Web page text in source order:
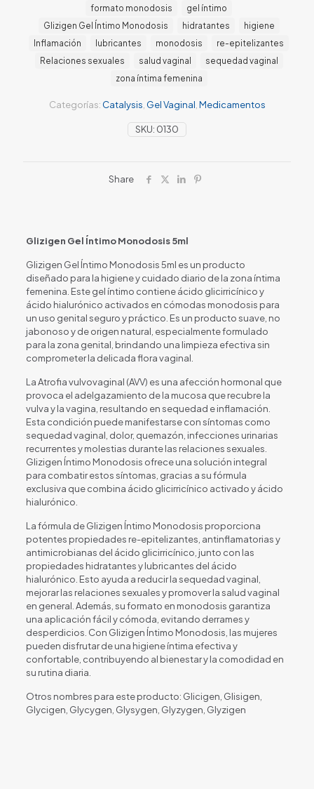
SKU: 0130
Categorías: Catalysis Gel Vaginal Medicamentos
formato monodosis
gel íntimo
Glizigen Gel Íntimo Monodosis
hidratantes
higiene
Inflamación
lubricantes monodosis
re-epitelizantes
Relaciones sexuales
salud vaginal
sequedad vaginal
zona íntima femenina
Share
Glizigen Gel Íntimo Monodosis 5ml
Glizigen Gel Íntimo Monodosis 5ml es un producto
diseñado para la higiene y cuidado diario de la zona íntima
femenina. Este gel íntimo contiene ácido glicirricínico y
ácido hialurónico activados en cómodas monodosis para
un uso genital seguro y práctico. Es un producto suave, no
jabonoso y de origen natural, especialmente formulado
para la zona genital, brindando una limpieza efectiva sin
comprometer la delicada flora vaginal.
La Atrofia vulvovaginal (AVV) es una afección hormonal que
provoca el adelgazamiento de la mucosa que recubre la
vulva y la vagina, resultando en sequedad e inflamación.
Esta condición puede manifestarse con síntomas como
sequedad vaginal, dolor, quemazón, infecciones urinarias
recurrentes y molestias durante las relaciones sexuales.
Glizigen Íntimo Monodosis ofrece una solución integral
para combatir estos síntomas, gracias a su fórmula
exclusiva que combina ácido glicirricínico activado y ácido
hialurónico.
La fórmula de Glizigen Íntimo Monodosis proporciona
potentes propiedades re-epitelizantes, antinflamatorias y
antimicrobianas del ácido glicirricínico, junto con las
propiedades hidratantes y lubricantes del ácido
hialurónico. Esto ayuda a reducir la sequedad vaginal,
mejorar las relaciones sexuales y promover la salud vaginal
en general. Además, su formato en monodosis garantiza
una aplicación fácil y cómoda, evitando derrames y
desperdicios. Con Glizigen Íntimo Monodosis, las mujeres
pueden disfrutar de una higiene íntima efectiva y
confortable, contribuyendo al bienestar y la comodidad en
su rutina diaria.
Otros nombres para este producto: Glicigen, Glisigen,
Glycigen, Glycygen, Glysygen, Glyzygen, Glyzigen